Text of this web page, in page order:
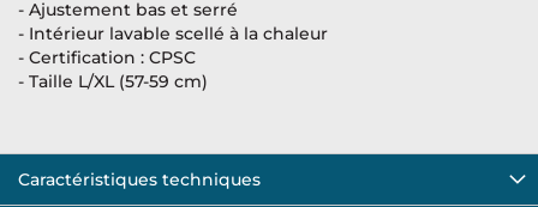
- Ajustement bas et serré
- Intérieur lavable scellé à la chaleur
- Certification : CPSC
- Taille L/XL (57-59 cm)
Caractéristiques techniques